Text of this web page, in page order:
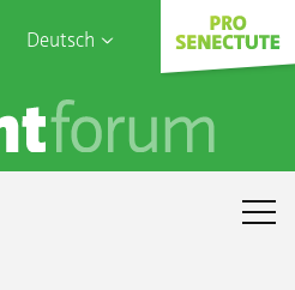
Deutsch
English
Français